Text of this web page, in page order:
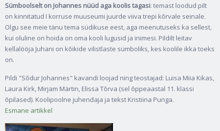
Sümboolselt on Johannes nüüd aga koolis tagasi: temast loodud pilt
on kinnitatud I korruse muuseumi juurde viiva trepi kõrvale seinale.
Olgu see meie tänu tema südikuse eest, aga meenutuseks ka sellest,
kui oluline on hoida on oma kooli lugusid ja inimesi. Pildilt leitav
kellalööja Juhani on kõikide vilistlaste sümboliks, kes koolile ikka toeks
on.
Pildi "Sõdur Johannes" kavandi loojad ning teostajad: Luisa Miia Kikas,
Laura Kirk, Mirjam Märtin, Elissa Tõrva (sel õppeaastal 11. klassi
õpilased). Koolipoolne juhendaja ja tekst Kristiina Punga.
Esmane artikkel